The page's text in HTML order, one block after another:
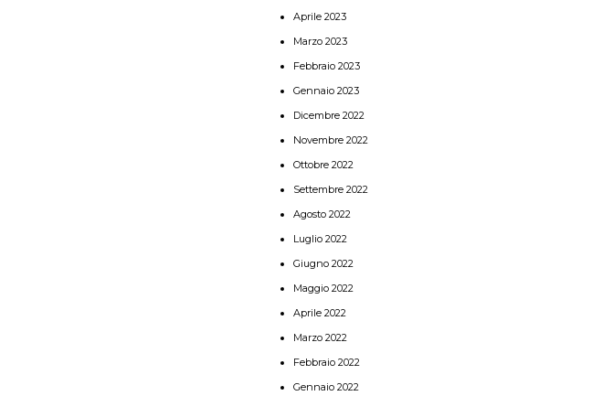
Aprile 2023
Marzo 2023
Febbraio 2023
Gennaio 2023
Dicembre 2022
Novembre 2022
Ottobre 2022
Settembre 2022
Agosto 2022
Luglio 2022
Giugno 2022
Maggio 2022
Aprile 2022
Marzo 2022
Febbraio 2022
Gennaio 2022